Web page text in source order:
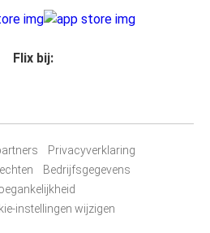
Flix bij:
Privacyverklaring
Bedrijfsgegevens
instellingen wijzigen